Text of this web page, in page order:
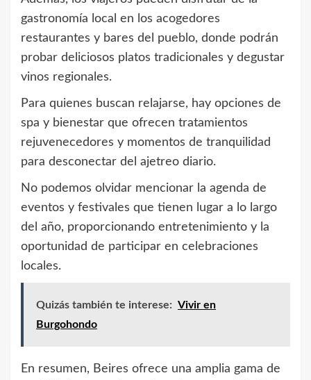
gastronomía local en los acogedores
restaurantes y bares del pueblo, donde podrán
probar deliciosos platos tradicionales y degustar
vinos regionales.
Para quienes buscan relajarse, hay opciones de
spa y bienestar que ofrecen tratamientos
rejuvenecedores y momentos de tranquilidad
para desconectar del ajetreo diario.
No podemos olvidar mencionar la agenda de
eventos y festivales que tienen lugar a lo largo
del año, proporcionando entretenimiento y la
oportunidad de participar en celebraciones
locales.
Quizás también te interese: Vivir en
Burgohondo
En resumen, Beires ofrece una amplia gama de